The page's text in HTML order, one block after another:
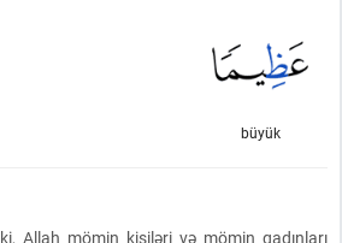
büyük
ki, Allah mömin kişiləri və mömin qadınları